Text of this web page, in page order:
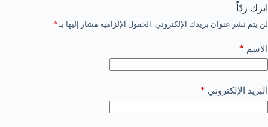
اترك ردّاً
لن يتم نشر عنوان بريدك الإلكتروني. الحقول الإلزامية مشار إليها بـ *
الاسم *
البريد الإلكتروني *